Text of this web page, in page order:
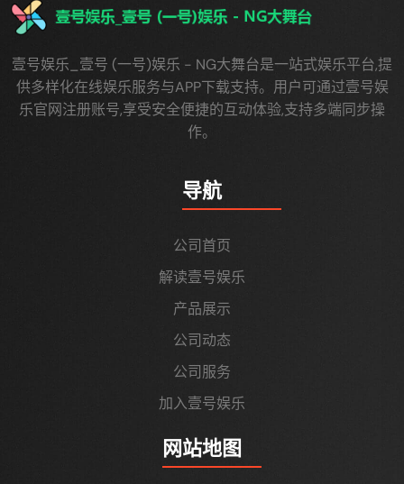
壹号娱乐_壹号 (一号)娱乐 - NG大舞台是一站式娱乐平台,提
供多样化在线娱乐服务与APP下载支持。用户可通过壹号娱
乐官网注册账号,享受安全便捷的互动体验,支持多端同步操
作。
导航
公司首页
解读壹号娱乐
产品展示
公司动态
公司服务
加入壹号娱乐
网站地图